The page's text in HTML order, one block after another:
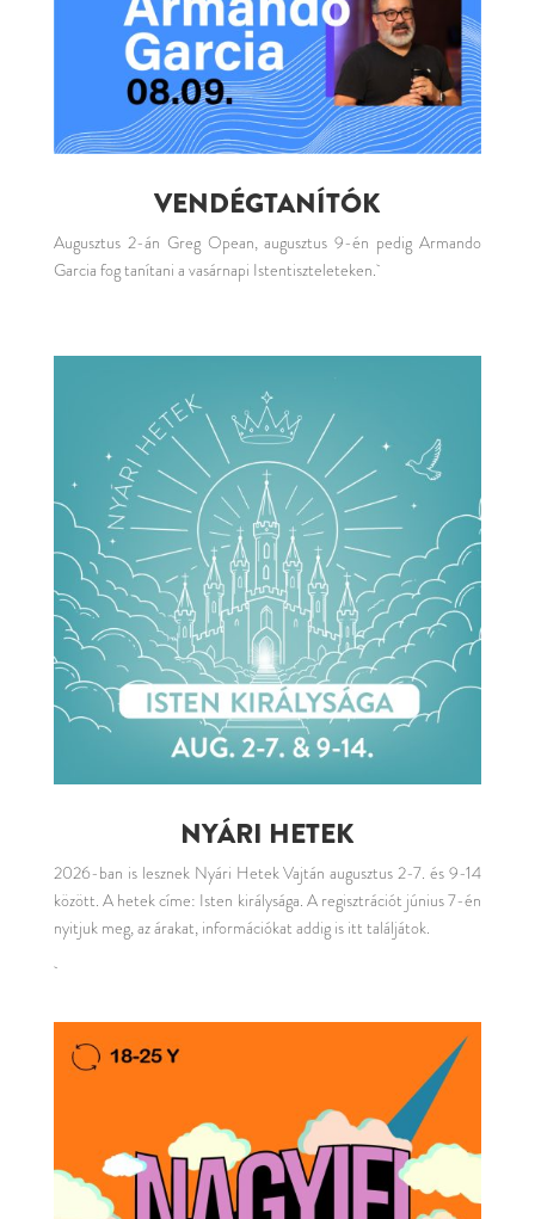
VENDÉGTANÍTÓK
Augusztus 2-án Greg Opean, augusztus 9-én pedig Armando
Garcia fog tanítani a vasárnapi Istentiszteleteken.
NYÁRI HETEK
2026-ban is lesznek Nyári Hetek Vajtán augusztus 2-7. és 9-14
között. A hetek címe: Isten királysága. A regisztrációt június 7-én
nyitjuk meg, az árakat, információkat addig isitt találjátok.